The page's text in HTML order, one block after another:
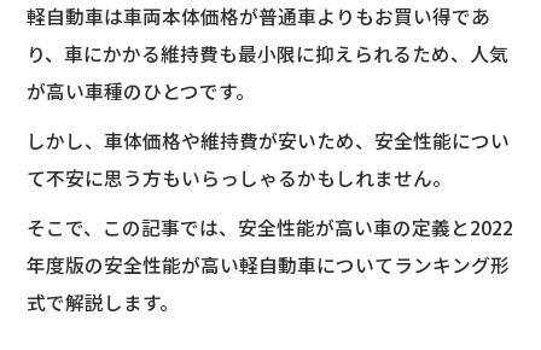
軽自動車は車両本体価格が普通車よりもお買い得であ
り、車にかかる維持費も最小限に抑えられるため、人気
が高い車種のひとつです。
しかし、車体価格や維持費が安いため、安全性能につい
て不安に思う方もいらっしゃるかもしれません。
そこで、この記事では、安全性能が高い車の定義と2022
年度版の安全性能が高い軽自動車についてランキング形
式で解説します。